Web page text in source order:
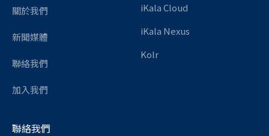
關於我們
新聞媒體
聯絡我們
加入我們
iKala Cloud
iKala Nexus
Kolr
聯絡我們